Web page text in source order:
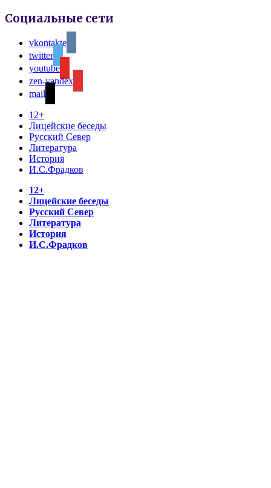
Социальные сети
vkontakte
twitter
youtube
zen-yandex
mail
12+
Лицейские беседы
Русский Север
Литература
История
И.С.Фрадков
12+
Лицейские беседы
Русский Север
Литература
История
И.С.Фрадков